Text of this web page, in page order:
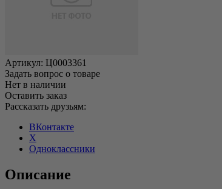
Артикул: Ц0003361
Задать вопрос о товаре
Нет в наличии
Оставить заказ
Рассказать друзьям:
ВКонтакте
X
Одноклассники
Описание